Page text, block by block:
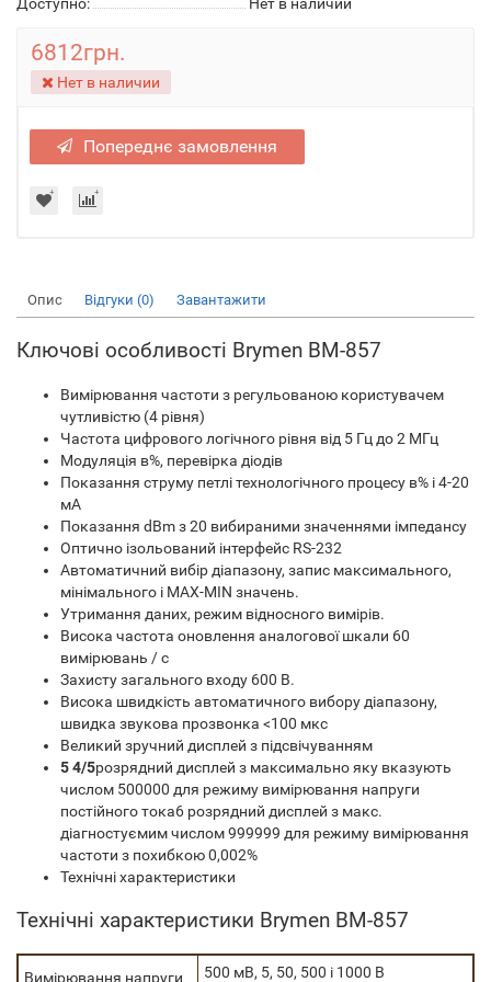
6812грн.
Нет в наличии
Попереднє замовлення
Опис Відгуки (0) Завантажити
Ключові особливості Brymen BM-857
Вимірювання частоти з регульованою користувачем
чутливістю (4 рівня)
Частота цифрового логічного рівня від 5 Гц до 2 МГц
Модуляція в%, перевірка діодів
Показання струму петлі технологічного процесу в% і 4-20
мА
Показання dBm з 20 вибираними значеннями імпедансу
Оптично ізольований інтерфейс RS-232
Автоматичний вибір діапазону, запис максимального,
мінімального і МАХ-MIN значень.
Утримання даних, режим відносного вимірів.
Висока частота оновлення аналогової шкали 60
вимірювань / с
Захисту загального входу 600 В.
Висока швидкість автоматичного вибору діапазону,
швидка звукова прозвонка <100 мкс
Великий зручний дисплей з підсвічуванням
5 4/5розрядний дисплей з максимально яку вказують
числом 500000 для режиму вимірювання напруги
постійного тока6 розрядний дисплей з макс.
діагностуємим числом 999999 для режиму вимірювання
частоти з похибкою 0,002%
Технічні характеристики
Технічні характеристики Brymen BM-857
Вимірювання напруги 500 мВ, 5, 50, 500 і 1000 В